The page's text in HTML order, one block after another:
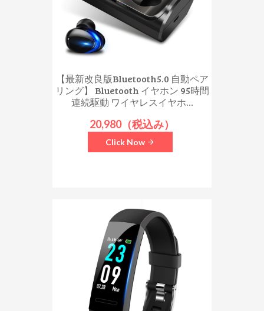
【最新改良版Bluetooth5.0 自動ペア
リング】 Bluetooth イヤホン 95時間
連続駆動 ワイヤレスイヤホ...
20,980（税込み）
Click Now